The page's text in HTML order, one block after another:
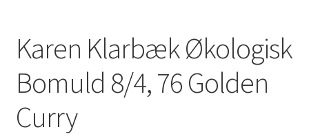
Karen Klarbæk Økologisk
Bomuld 8/4, 76 Golden
Curry